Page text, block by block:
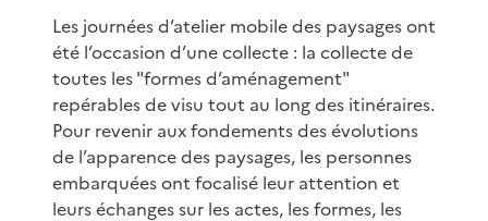
Les journées d’atelier mobile des paysages ont
été l’occasion d’une collecte : la collecte de
toutes les "formes d’aménagement"
repérables de visu tout au long des itinéraires.
Pour revenir aux fondements des évolutions
de l’apparence des paysages, les personnes
embarquées ont focalisé leur attention et
leurs échanges sur les actes, les formes, les